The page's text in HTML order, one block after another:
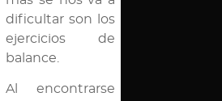
dificultar son los
ejercicios de
balance.
Al encontrarse